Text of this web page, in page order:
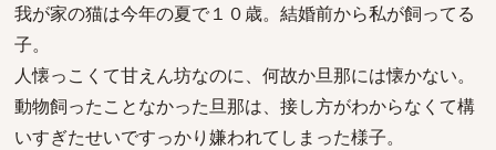
我が家の猫は今年の夏で１０歳。結婚前から私が飼ってる
子。
人懐っこくて甘えん坊なのに、何故か旦那には懐かない。
動物飼ったことなかった旦那は、接し方がわからなくて構
いすぎたせいですっかり嫌われてしまった様子。